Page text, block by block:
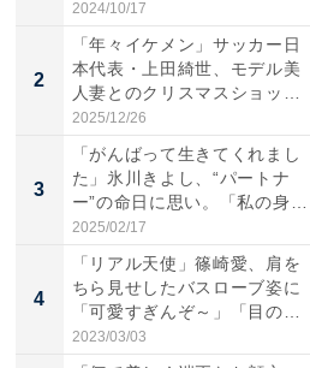
S...
2024/10/17
2
「年々イケメン」サッカー日
本代表・上田綺世、モデル美
人妻とのクリスマスショット
に...
2025/12/26
3
「がんばって生きてくれまし
た」氷川きよし、“パートナ
ー”の命日に思い。「私の身
体...
2025/02/17
4
「リアル天使」篠崎愛、肩を
ちら見せしたバスローブ姿に
「可愛すぎんぞ～」「目の表
情...
2023/03/03